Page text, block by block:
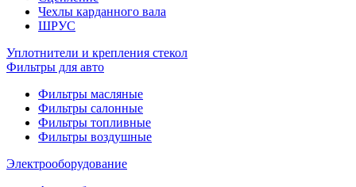
Чехлы карданного вала
ШРУС
Уплотнители и крепления стекол
Фильтры для авто
Фильтры масляные
Фильтры салонные
Фильтры топливные
Фильтры воздушные
Электрооборудование